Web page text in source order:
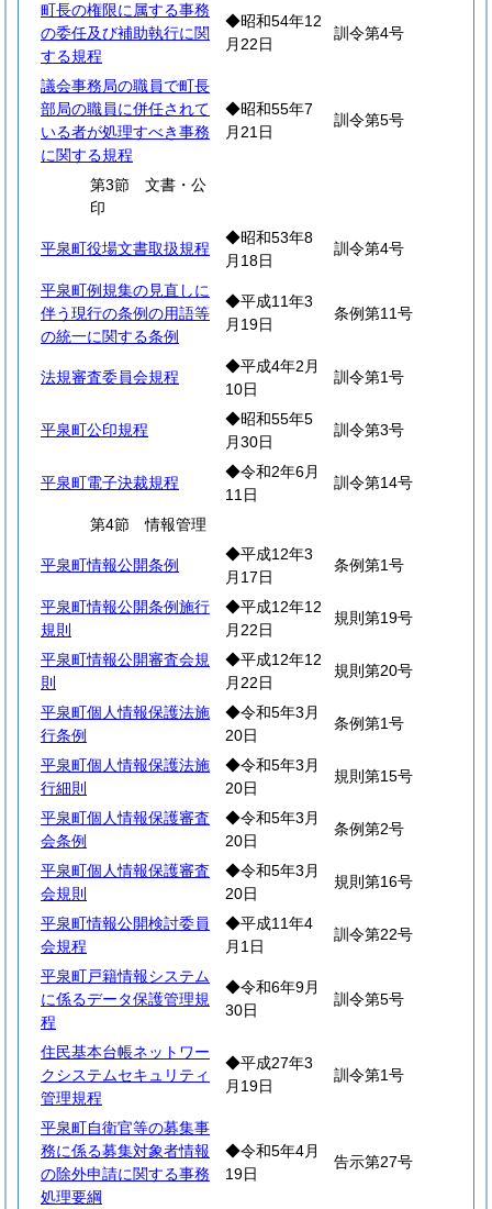
町長の権限に属する事務
の委任及び補助執行に関
する規程
◆昭和54年12
月22日
訓令第4号
議会事務局の職員で町長
部局の職員に併任されて
いる者が処理すべき事務
に関する規程
◆昭和55年7
月21日
訓令第5号
第3節 文書・公
印
平泉町役場文書取扱規程
◆昭和53年8
月18日
訓令第4号
平泉町例規集の見直しに
伴う現行の条例の用語等
の統一に関する条例
◆平成11年3
月19日
条例第11号
法規審査委員会規程
◆平成4年2月
10日
訓令第1号
平泉町公印規程
◆昭和55年5
月30日
訓令第3号
平泉町電子決裁規程
◆令和2年6月
11日
訓令第14号
第4節 情報管理
平泉町情報公開条例
◆平成12年3
月17日
条例第1号
平泉町情報公開条例施行
規則
◆平成12年12
月22日
規則第19号
平泉町情報公開審査会規
則
◆平成12年12
月22日
規則第20号
平泉町個人情報保護法施
行条例
◆令和5年3月
20日
条例第1号
平泉町個人情報保護法施
行細則
◆令和5年3月
20日
規則第15号
平泉町個人情報保護審査
会条例
◆令和5年3月
20日
条例第2号
平泉町個人情報保護審査
会規則
◆令和5年3月
20日
規則第16号
平泉町情報公開検討委員
会規程
◆平成11年4
月1日
訓令第22号
平泉町戸籍情報システム
に係るデータ保護管理規
程
◆令和6年9月
30日
訓令第5号
住民基本台帳ネットワー
クシステムセキュリティ
管理規程
◆平成27年3
月19日
訓令第1号
平泉町自衛官等の募集事
務に係る募集対象者情報
の除外申請に関する事務
処理要綱
◆令和5年4月
19日
告示第27号